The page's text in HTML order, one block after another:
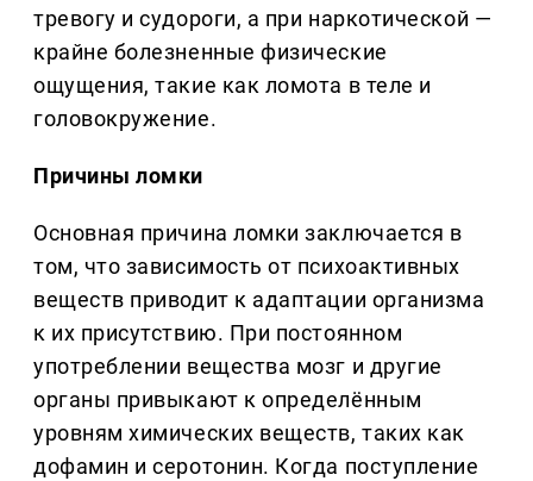
тревогу и судороги, а при наркотической —
крайне болезненные физические
ощущения, такие как ломота в теле и
головокружение.
Причины ломки
Основная причина ломки заключается в
том, что зависимость от психоактивных
веществ приводит к адаптации организма
к их присутствию. При постоянном
употреблении вещества мозг и другие
органы привыкают к определённым
уровням химических веществ, таких как
дофамин и серотонин. Когда поступление